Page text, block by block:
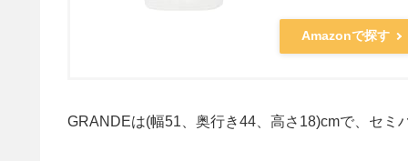
Amazonで探す
GRANDEは(幅51、奥行き44、高さ18)cmで、セミ